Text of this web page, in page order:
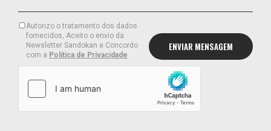
Autorizo o tratamento dos dados
fornecidos, Aceito o envio da
Newsletter Sandokan e Concordo
com a Política de Privacidade